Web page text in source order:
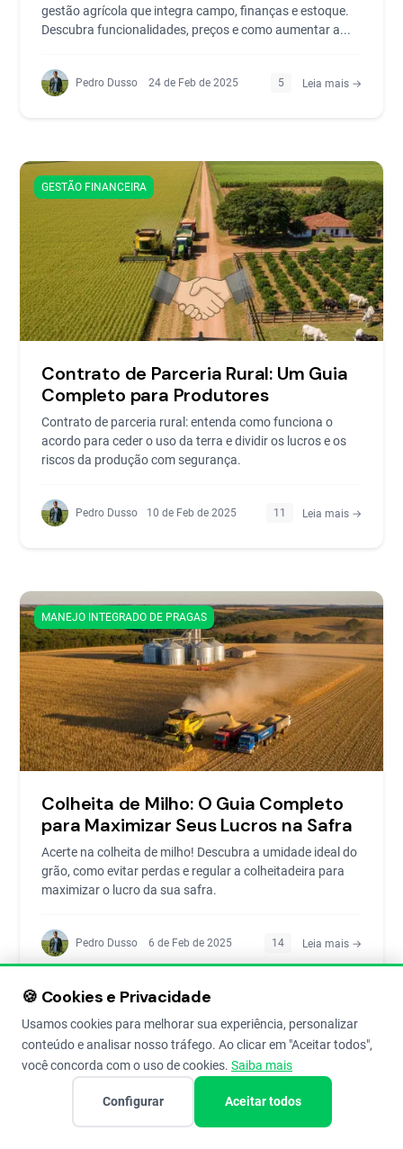
gestão agrícola que integra campo, finanças e estoque.
Descubra funcionalidades, preços e como aumentar a...
Pedro Dusso 24 de Feb de 2025 5 Leia mais →
GESTÃO FINANCEIRA
Contrato de Parceria Rural: Um Guia
Completo para Produtores
Contrato de parceria rural: entenda como funciona o
acordo para ceder o uso da terra e dividir os lucros e os
riscos da produção com segurança.
Pedro Dusso 10 de Feb de 2025 11 Leia mais →
MANEJO INTEGRADO DE PRAGAS
Colheita de Milho: O Guia Completo
para Maximizar Seus Lucros na Safra
Acerte na colheita de milho! Descubra a umidade ideal do
grão, como evitar perdas e regular a colheitadeira para
maximizar o lucro da sua safra.
Pedro Dusso 6 de Feb de 2025 14 Leia mais →
GESTÃO FINANCEIRA
🍪 Cookies e Privacidade
Usamos cookies para melhorar sua experiência, personalizar
conteúdo e analisar nosso tráfego. Ao clicar em "Aceitar todos",
você concorda com o uso de cookies. Saiba mais
Configurar Aceitar todos